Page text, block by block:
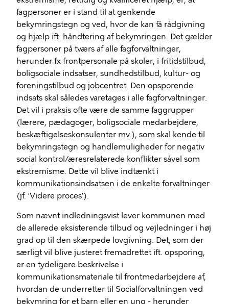
fagpersoner er i stand til at genkende
bekymringstegn og ved, hvor de kan få rådgivning
og hjælp ift. håndtering af bekymringen. Det gælder
fagpersoner på tværs af alle fagforvaltninger,
herunder fx frontpersonale på skoler, i fritidstilbud,
boligsociale indsatser, sundhedstilbud, kultur- og
foreningstilbud og jobcentret. Den opsporende
indsats skal således varetages i alle fagforvaltninger.
Det vil i praksis ofte være de samme faggrupper
(lærere, pædagoger, boligsociale medarbejdere,
beskæftigelseskonsulenter mv.), som skal kende til
bekymringstegn og handlemuligheder for negativ
social kontrol/æresrelaterede konflikter såvel som
ekstremisme. Dette vil blive indtænkt i
kommunikationsindsatsen i de enkelte forvaltninger
(jf. ’Videre proces’).
Som nævnt indledningsvist lever kommunen med
de allerede eksisterende tilbud og vejledninger i høj
grad op til den skærpede lovgivning. Det, som der
særligt vil blive justeret fremadrettet ift. opsporing,
er en tydeligere beskrivelse i
kommunikationsmateriale til frontmedarbejdere af,
hvordan de underretter til Socialforvaltningen ved
bekymring for et barn eller en ung - herunder